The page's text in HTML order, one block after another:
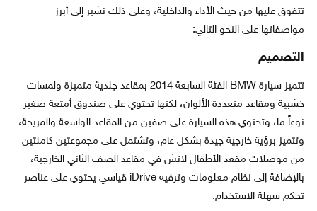
تتفوق عليها من حيث الأداء والداخلية، وعلى ذلك نشير إلى أبرز
مواصفاتها على النحو التالي:
التصميم
تتميز سيارة BMW الفئة السابعة 2014 بمقاعد جلدية متميزة ولمسات
خشبية ومقاعد متعددة الألوان، لكنها تحتوي على صندوق أمتعة صغير
نوعاً ما، وتحتوي هذه السيارة على صفين من المقاعد الواسعة والمريحة،
وتتميز برؤية خارجية جيدة بشكل عام، وتشتمل على مجموعتين كاملتين
من موصلات مقعد الأطفال لاتش في مقاعد الصف الثاني الخارجية،
بالإضافة إلى نظام معلومات وترفيه iDrive قياسي يحتوي على عناصر
تحكم سهلة الاستخدام.